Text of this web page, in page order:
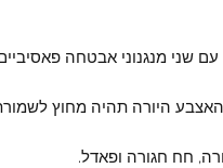
עם שני מנגנוני אבטחה
היורה תהיה מחוץ
חח חגורה ופאדל.